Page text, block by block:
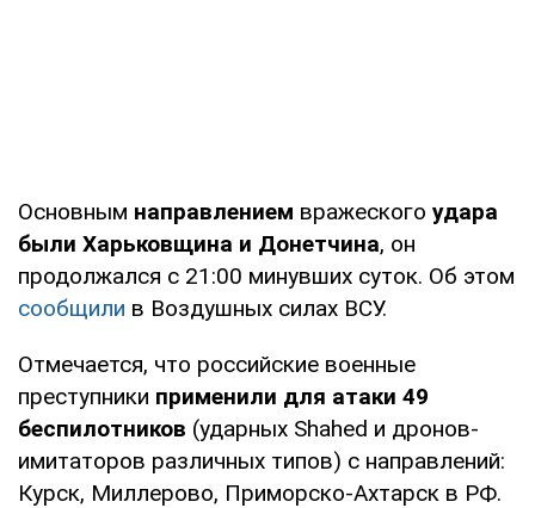
Основным направлением вражеского удара
были Харьковщина и Донетчина, он
продолжался с 21:00 минувших суток. Об этом
сообщили в Воздушных силах ВСУ.
Отмечается, что российские военные
преступники применили для атаки 49
беспилотников (ударных Shahed и дронов-
имитаторов различных типов) с направлений:
Курск, Миллерово, Приморско-Ахтарск в РФ.